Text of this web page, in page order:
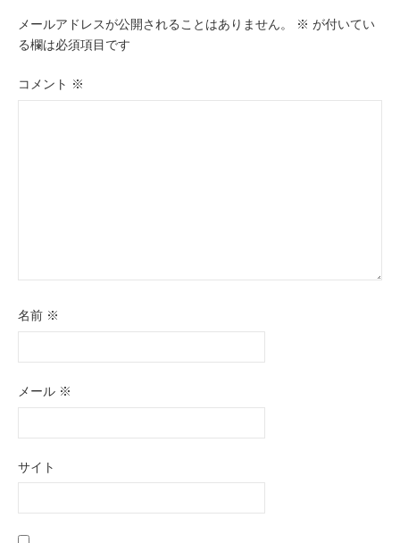
ゲ
ー
シ
メールアドレスが公開されることはありません。 ※ が付いてい
る欄は必須項目です
コメント ※
名前 ※
メール ※
サイト